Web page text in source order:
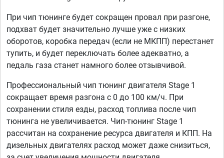
При чип тюнинге будет сокращен провал при разгоне,
подхват будет значительно лучше уже с низких
оборотов, коробка передач (если не МКПП) перестанет
тупить, и будет переключать более адекватно, а
педаль газа станет намного более отзывчивой.
Профессиональный чип тюнинг двигателя Stage 1
сокращает время разгона с 0 до 100 км/ч. При
сохранении стиля езды, расход топлива после чип
тюнинга не увеличивается. Чип-тюнинг Stage 1
рассчитан на сохранение ресурса двигателя и КПП. На
дизельных двигателях расход может даже снизиться,